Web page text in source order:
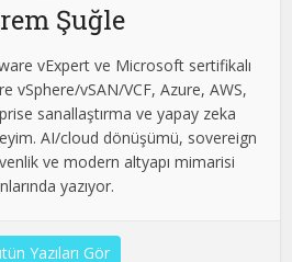
Şuğle
vExpert ve Microsoft sertifikalı
vSphere/vSAN/VCF, Azure, AWS,
sanallaştırma ve yapay zeka
AI/cloud dönüşümü, sovereign
ve modern altyapı mimarisi
yazıyor.
Yazıları Gör